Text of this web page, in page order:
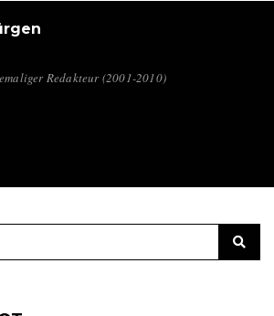
Redakteur (2001-2010)